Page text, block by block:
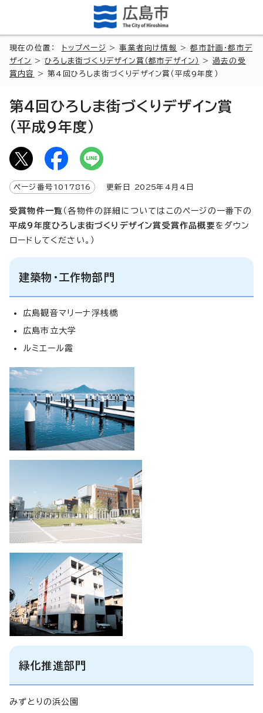
現在の位置： トップページ >事業者向け情報 >都市計画・都市デ
ザイン
>ひろしま街づくりデザイン賞（都市デザイン） >過去の受
賞内容
> 第4回ひろしま街づくりデザイン賞（平成9年度）
第4回ひろしま街づくりデザイン賞
（平成9年度）
ページ番号 1017816 更新日 2025年4月4日
受賞物件一覧 （各物件の詳細についてはこのページの一番下の
平成9年度ひろしま街づくりデザイン賞受賞作品概要をダウン
ロードしてください。）
建築物・工作物部門
広島観音マリーナ浮桟橋
広島市立大学
ルミエール霞
緑化推進部門
みずとりの浜公園